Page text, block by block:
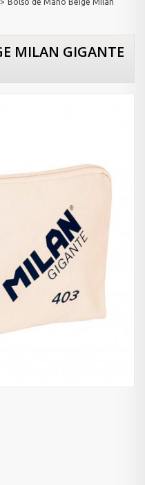
MILAN GIGANTE